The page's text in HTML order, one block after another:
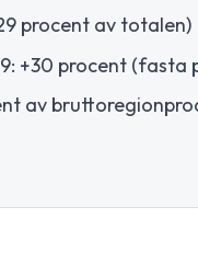
procent av totalen)
+30 procent (fasta
av